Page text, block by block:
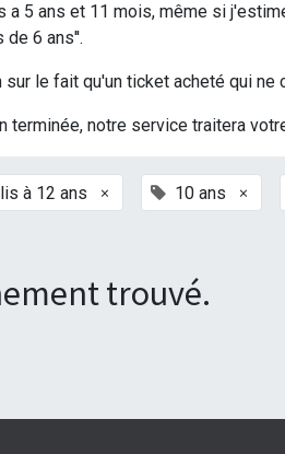
a 5 ans et 11 mois, même si
de 6 ans''.
le fait qu'un ticket acheté qui
terminée, notre service traitera
à 12 ans × 10 ans ×
trouvé.